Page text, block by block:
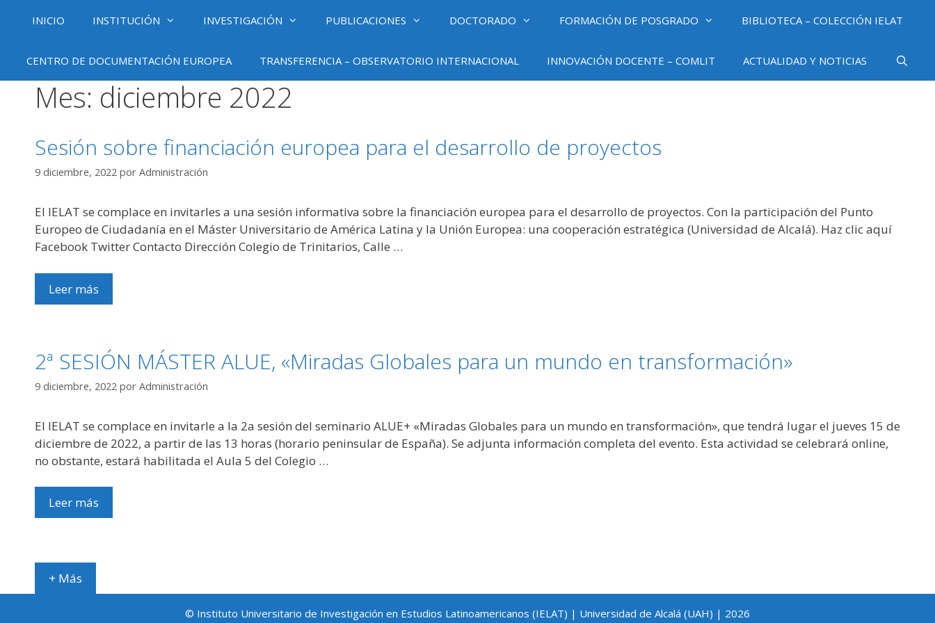
INICIO INSTITUCIÓN INVESTIGACIÓN PUBLICACIONES DOCTORADO FORMACIÓN DE POSGRADO BIBLIOTECA – COLECCIÓN IELAT
CENTRO DE DOCUMENTACIÓN EUROPEA TRANSFERENCIA – OBSERVATORIO INTERNACIONAL INNOVACIÓN DOCENTE – COMLIT ACTUALIDAD Y NOTICIAS
Mes: diciembre 2022
Sesión sobre financiación europea para el desarrollo de proyectos
9 diciembre, 2022 por Administración
El IELAT se complace en invitarles a una sesión informativa sobre la financiación europea para el desarrollo de proyectos. Con la participación del Punto
Europeo de Ciudadanía en el Máster Universitario de América Latina y la Unión Europea: una cooperación estratégica (Universidad de Alcalá). Haz clic aquí
Facebook Twitter Contacto Dirección Colegio de Trinitarios, Calle …
Leer más
2ª SESIÓN MÁSTER ALUE, «Miradas Globales para un mundo en transformación»
9 diciembre, 2022 por Administración
El IELAT se complace en invitarle a la 2a sesión del seminario ALUE+ «Miradas Globales para un mundo en transformación», que tendrá lugar el jueves 15 de
diciembre de 2022, a partir de las 13 horas (horario peninsular de España). Se adjunta información completa del evento. Esta actividad se celebrará online,
no obstante, estará habilitada el Aula 5 del Colegio …
Leer más
+ Más
© Instituto Universitario de Investigación en Estudios Latinoamericanos (IELAT) | Universidad de Alcalá (UAH) | 2026